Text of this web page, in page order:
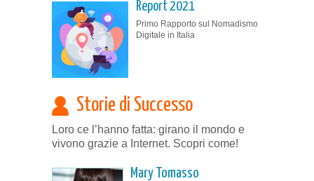
Report 2021
Primo Rapporto sul Nomadismo
Digitale in Italia
Storie di Successo
Loro ce l’hanno fatta: girano il mondo e
vivono grazie a Internet. Scopri come!
Mary Tomasso